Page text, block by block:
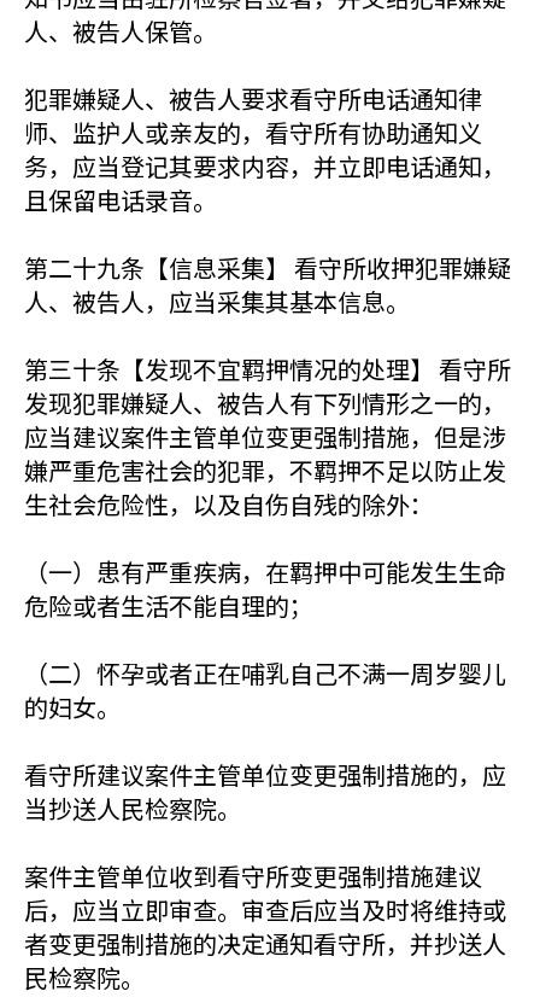
人、被告人保管。
犯罪嫌疑人、被告人要求看守所电话通知律
师、监护人或亲友的，看守所有协助通知义
务，应当登记其要求内容，并立即电话通知，
且保留电话录音。
第二十九条【信息采集】 看守所收押犯罪嫌疑
人、被告人，应当采集其基本信息。
第三十条【发现不宜羁押情况的处理】 看守所
发现犯罪嫌疑人、被告人有下列情形之一的，
应当建议案件主管单位变更强制措施，但是涉
嫌严重危害社会的犯罪，不羁押不足以防止发
生社会危险性，以及自伤自残的除外：
（一）患有严重疾病，在羁押中可能发生生命
危险或者生活不能自理的；
（二）怀孕或者正在哺乳自己不满一周岁婴儿
的妇女。
看守所建议案件主管单位变更强制措施的，应
当抄送人民检察院。
案件主管单位收到看守所变更强制措施建议
后，应当立即审查。审查后应当及时将维持或
者变更强制措施的决定通知看守所，并抄送人
民检察院。